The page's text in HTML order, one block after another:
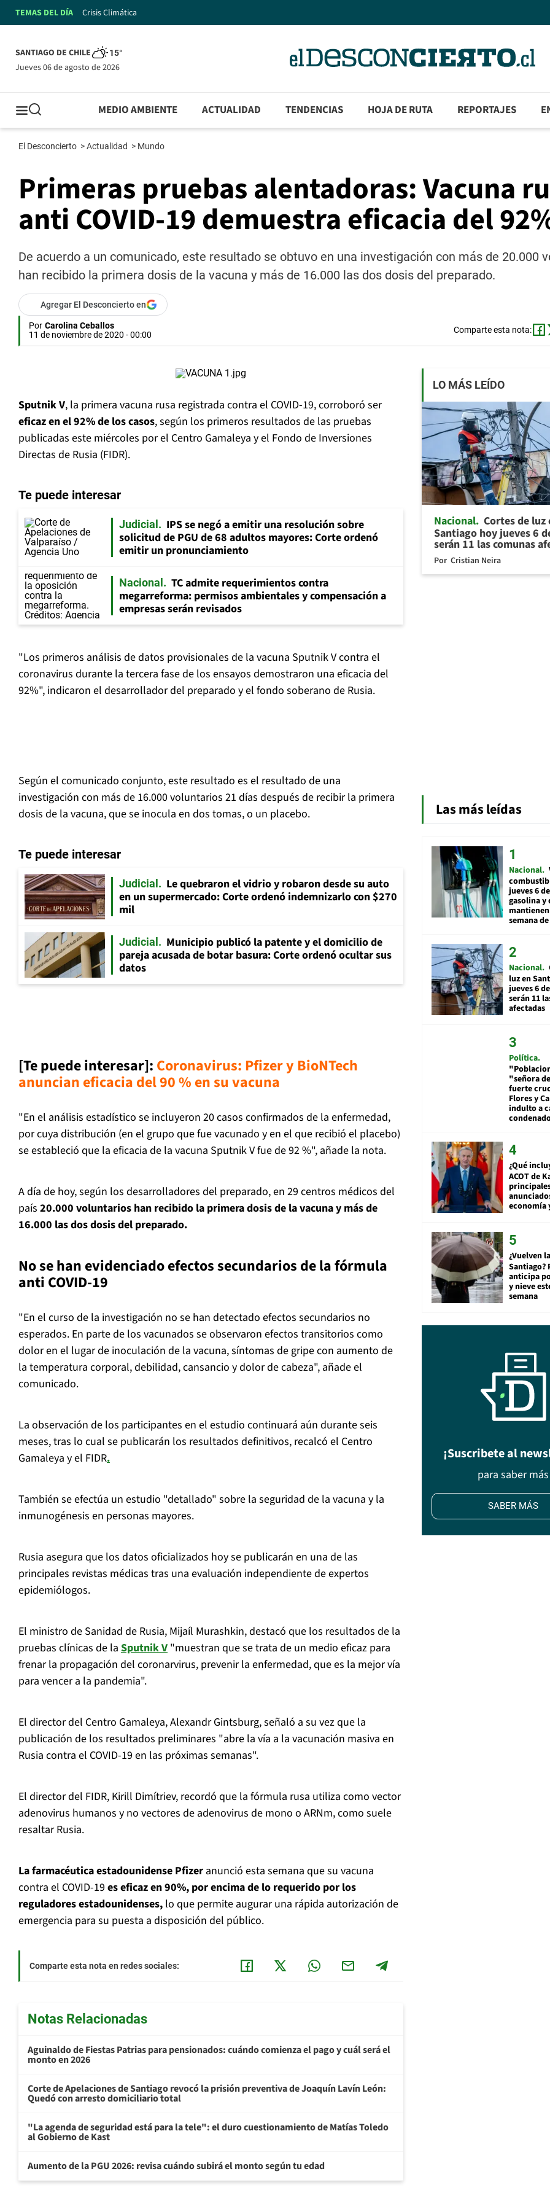
TEMAS DEL DÍA Crisis Climática
SANTIAGO DE CHILE 15°
jueves 06 de agosto de 2026
MEDIO AMBIENTE ACTUALIDAD TENDENCIAS HOJA DE RUTA REPORTAJES
El Desconcierto >Actualidad > Mundo
Primeras pruebas alentadoras: Vacuna
anti COVID-19 demuestra eficacia del
De acuerdo a un comunicado, este resultado se obtuvo en una investigación con más de 20.000
han recibido la primera dosis de la vacuna y más de 16.000 las dos dosis del preparado.
Agregar El Desconcierto en
Por Carolina Ceballos
11 de noviembre de 2020 - 00:00
Comparte esta nota:
Sputnik V, la primera vacuna rusa registrada contra el COVID-19, corroboró ser
eficaz en el 92% de los casos, según los primeros resultados de las pruebas
publicadas este miércoles por el Centro Gamaleya y el Fondo de Inversiones
Directas de Rusia (FIDR).
Te puede interesar
Judicial
IPS se negó a emitir una resolución sobre
solicitud de PGU de 68 adultos mayores: Corte ordenó
emitir un pronunciamiento
Nacional
TC admite requerimientos contra
megarreforma: permisos ambientales y compensación a
empresas serán revisados
"Los primeros análisis de datos provisionales de la vacuna Sputnik V contra el
coronavirus durante la tercera fase de los ensayos demostraron una eficacia del
92%", indicaron el desarrollador del preparado y el fondo soberano de Rusia.
Según el comunicado conjunto, este resultado es el resultado de una
investigación con más de 16.000 voluntarios 21 días después de recibir la primera
dosis de la vacuna, que se inocula en dos tomas, o un placebo.
Te puede interesar
Judicial
Le quebraron el vidrio y robaron desde su auto
en un supermercado: Corte ordenó indemnizarlo con $270
mil
Judicial
Municipio publicó la patente y el domicilio de
pareja acusada de botar basura: Corte ordenó ocultar sus
datos
[Te puede interesar]: Coronavirus: Pfizer y BioNTech
anuncian eficacia del 90 % en su vacuna
"En el análisis estadístico se incluyeron 20 casos confirmados de la enfermedad,
por cuya distribución (en el grupo que fue vacunado y en el que recibió el placebo)
se estableció que la eficacia de la vacuna Sputnik V fue de 92 %", añade la nota.
A día de hoy, según los desarrolladores del preparado, en 29 centros médicos del
país 20.000 voluntarios han recibido la primera dosis de la vacuna y más de
16.000 las dos dosis del preparado.
No se han evidenciado efectos secundarios de la fórmula
anti COVID-19
"En el curso de la investigación no se han detectado efectos secundarios no
esperados. En parte de los vacunados se observaron efectos transitorios como
dolor en el lugar de inoculación de la vacuna, síntomas de gripe con aumento de
la temperatura corporal, debilidad, cansancio y dolor de cabeza", añade el
comunicado.
La observación de los participantes en el estudio continuará aún durante seis
meses, tras lo cual se publicarán los resultados definitivos, recalcó el Centro
Gamaleya y el FIDR.
También se efectúa un estudio "detallado" sobre la seguridad de la vacuna y la
inmunogénesis en personas mayores.
Rusia asegura que los datos oficializados hoy se publicarán en una de las
principales revistas médicas tras una evaluación independiente de expertos
epidemiólogos.
El ministro de Sanidad de Rusia, Mijaíl Murashkin, destacó que los resultados de la
pruebas clínicas de la Sputnik V "muestran que se trata de un medio eficaz para
frenar la propagación del coronarvirus, prevenir la enfermedad, que es la mejor vía
para vencer a la pandemia".
El director del Centro Gamaleya, Alexandr Gintsburg, señaló a su vez que la
publicación de los resultados preliminares "abre la vía a la vacunación masiva en
Rusia contra el COVID-19 en las próximas semanas".
El director del FIDR, Kirill Dimítriev, recordó que la fórmula rusa utiliza como vector
adenovirus humanos y no vectores de adenovirus de mono o ARNm, como suele
resaltar Rusia.
La farmacéutica estadounidense Pfizer anunció esta semana que su vacuna
contra el COVID-19 es eficaz en 90%, por encima de lo requerido por los
reguladores estadounidenses, lo que permite augurar una rápida autorización de
emergencia para su puesta a disposición del público.
Comparte esta nota en redes sociales:
Notas Relacionadas
Aguinaldo de Fiestas Patrias para pensionados: cuándo comienza el pago y cuál será el
monto en 2026
Corte de Apelaciones de Santiago revocó la prisión preventiva de Joaquín Lavín León:
Quedó con arresto domiciliario total
"La agenda de seguridad está para la tele": el duro cuestionamiento de Matías Toledo
al Gobierno de Kast
Aumento de la PGU 2026: revisa cuándo subirá el monto según tu edad
LO MÁS LEÍDO
Nacional Cortes de luz
Santiago hoy jueves 6
serán 11 las comunas
Por Cristian Neira
Las más leídas
Nacional
jueves 6
gasolina y
semana
Nacional
luz en
jueves 6
serán 11
afectadas
Política
"señora
fuerte
Flores y
indulto a
¿Qué
ACOT de
economía
¿Vuelven
Santiago?
anticipa
y nieve
semana
¡Suscribete al
para saber más
SABER MÁS